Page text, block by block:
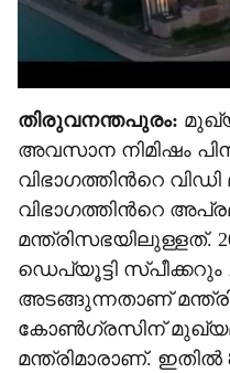
തിരുവനന്തപുരം:
അവസാന നിമിഷം
വിഭാഗത്തിന്‍റെ
വിഭാഗത്തിന്‍റെ
മന്ത്രിസഭയിലുള്ളത്.
ഡെപ്യൂട്ടി സ്പീക്കറും
അടങ്ങുന്നതാണ്
കോണ്‍ഗ്രസിന്
മന്ത്രിമാരാണ്. ഇതില്‍